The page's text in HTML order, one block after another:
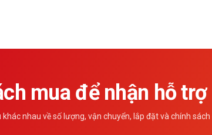
mua để nhận hỗ
nhau về số lượng, vận chuyển, lắp đặt và chính sách